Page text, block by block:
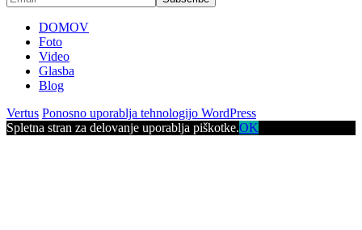
DOMOV
Foto
Video
Glasba
Blog
Vertus Ponosno uporablja tehnologijo WordPress
Spletna stran za delovanje uporablja piškotke.OK